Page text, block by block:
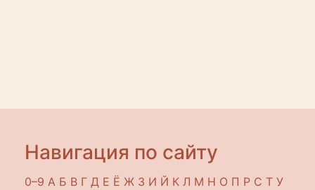
Навигация по сайту
0–9 A Б В Г Д Е Ё Ж З И Й К Л М Н О П Р С Т У